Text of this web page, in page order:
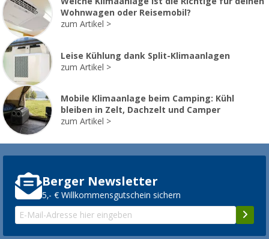
Wohnwagen oder Reisemobil?
zum Artikel
Leise Kühlung dank Split-Klimaanlagen
zum Artikel
Mobile Klimaanlage beim Camping: Kühl
bleiben in Zelt, Dachzelt und Camper
zum Artikel
Berger Newsletter
5,- € Willkommensgutschein sichern